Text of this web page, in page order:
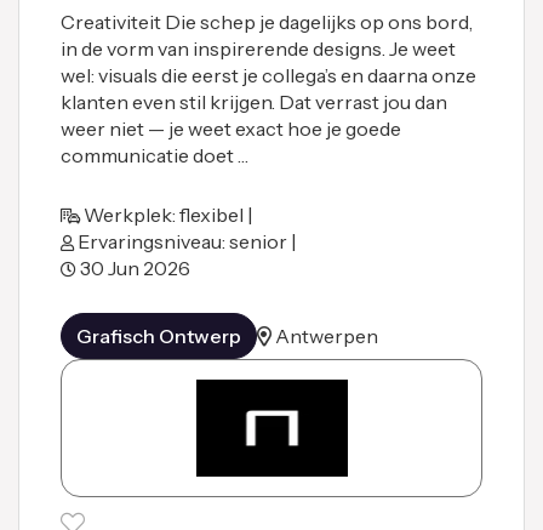
Creativiteit Die schep je dagelijks op ons bord,
in de vorm van inspirerende designs. Je weet
wel: visuals die eerst je collega’s en daarna onze
klanten even stil krijgen. Dat verrast jou dan
weer niet — je weet exact hoe je goede
communicatie doet …
Werkplek: flexibel |
Ervaringsniveau: senior |
30 Jun 2026
Grafisch Ontwerp Antwerpen